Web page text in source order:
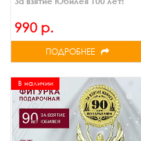
990 р.
ПОДРОБНЕЕ
В наличии